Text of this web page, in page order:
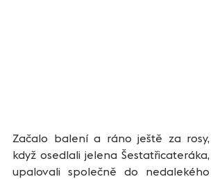
Začalo balení a ráno ještě za rosy,
když osedlali jelena Šestatřicateráka,
upalovali společně do nedalekého